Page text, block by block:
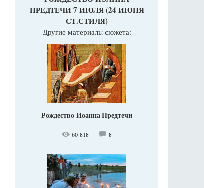
ПРЕДТЕЧИ 7 ИЮЛЯ (24 ИЮНЯ
СТ.СТИЛЯ)
Другие материалы сюжета:
Рождество Иоанна Предтечи
60 818 8